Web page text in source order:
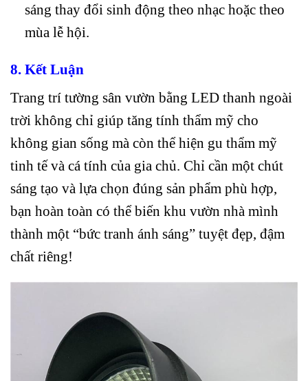
sáng thay đổi sinh động theo nhạc hoặc theo
mùa lễ hội.
8. Kết Luận
Trang trí tường sân vườn bằng LED thanh ngoài
trời không chỉ giúp tăng tính thẩm mỹ cho
không gian sống mà còn thể hiện gu thẩm mỹ
tinh tế và cá tính của gia chủ. Chỉ cần một chút
sáng tạo và lựa chọn đúng sản phẩm phù hợp,
bạn hoàn toàn có thể biến khu vườn nhà mình
thành một “bức tranh ánh sáng” tuyệt đẹp, đậm
chất riêng!